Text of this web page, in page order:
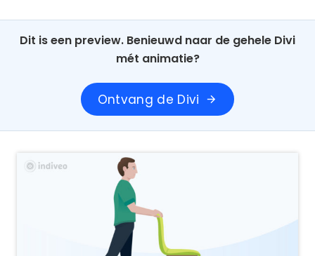
Dit is een preview. Benieuwd naar de gehele Divi
mét animatie?
Ontvang de Divi arrow_forward